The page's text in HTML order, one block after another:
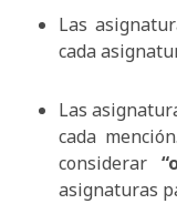
Las
cada
Las
cada
considerar
asignaturas